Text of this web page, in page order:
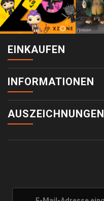
EINKAUFEN
INFORMATIONEN
AUSZEICHNUNGEN